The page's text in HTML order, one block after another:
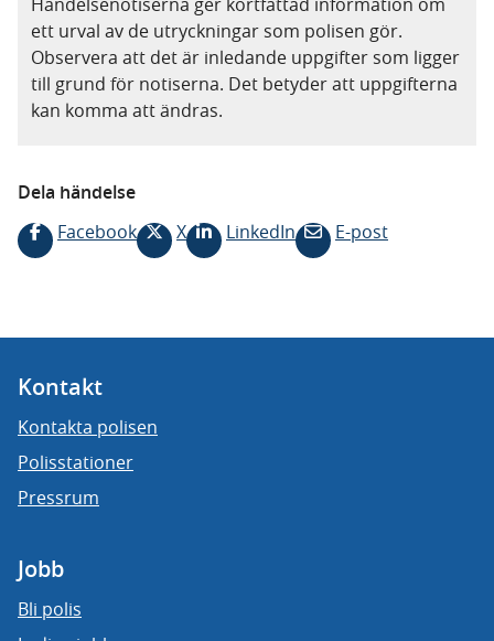
ett urval av de utryckningar som polisen gör.
Observera att det är inledande uppgifter som ligger
till grund för notiserna. Det betyder att uppgifterna
kan komma att ändras.
Dela händelse
Facebook
X LinkedIn E-post
Kontakt
Kontakta polisen
Polisstationer
Pressrum
Jobb
Bli polis